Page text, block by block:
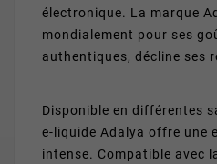
électronique. La marque
mondialement pour ses
authentiques, décline ses
Disponible en différentes
e-liquide Adalya offre une
intense. Compatible avec